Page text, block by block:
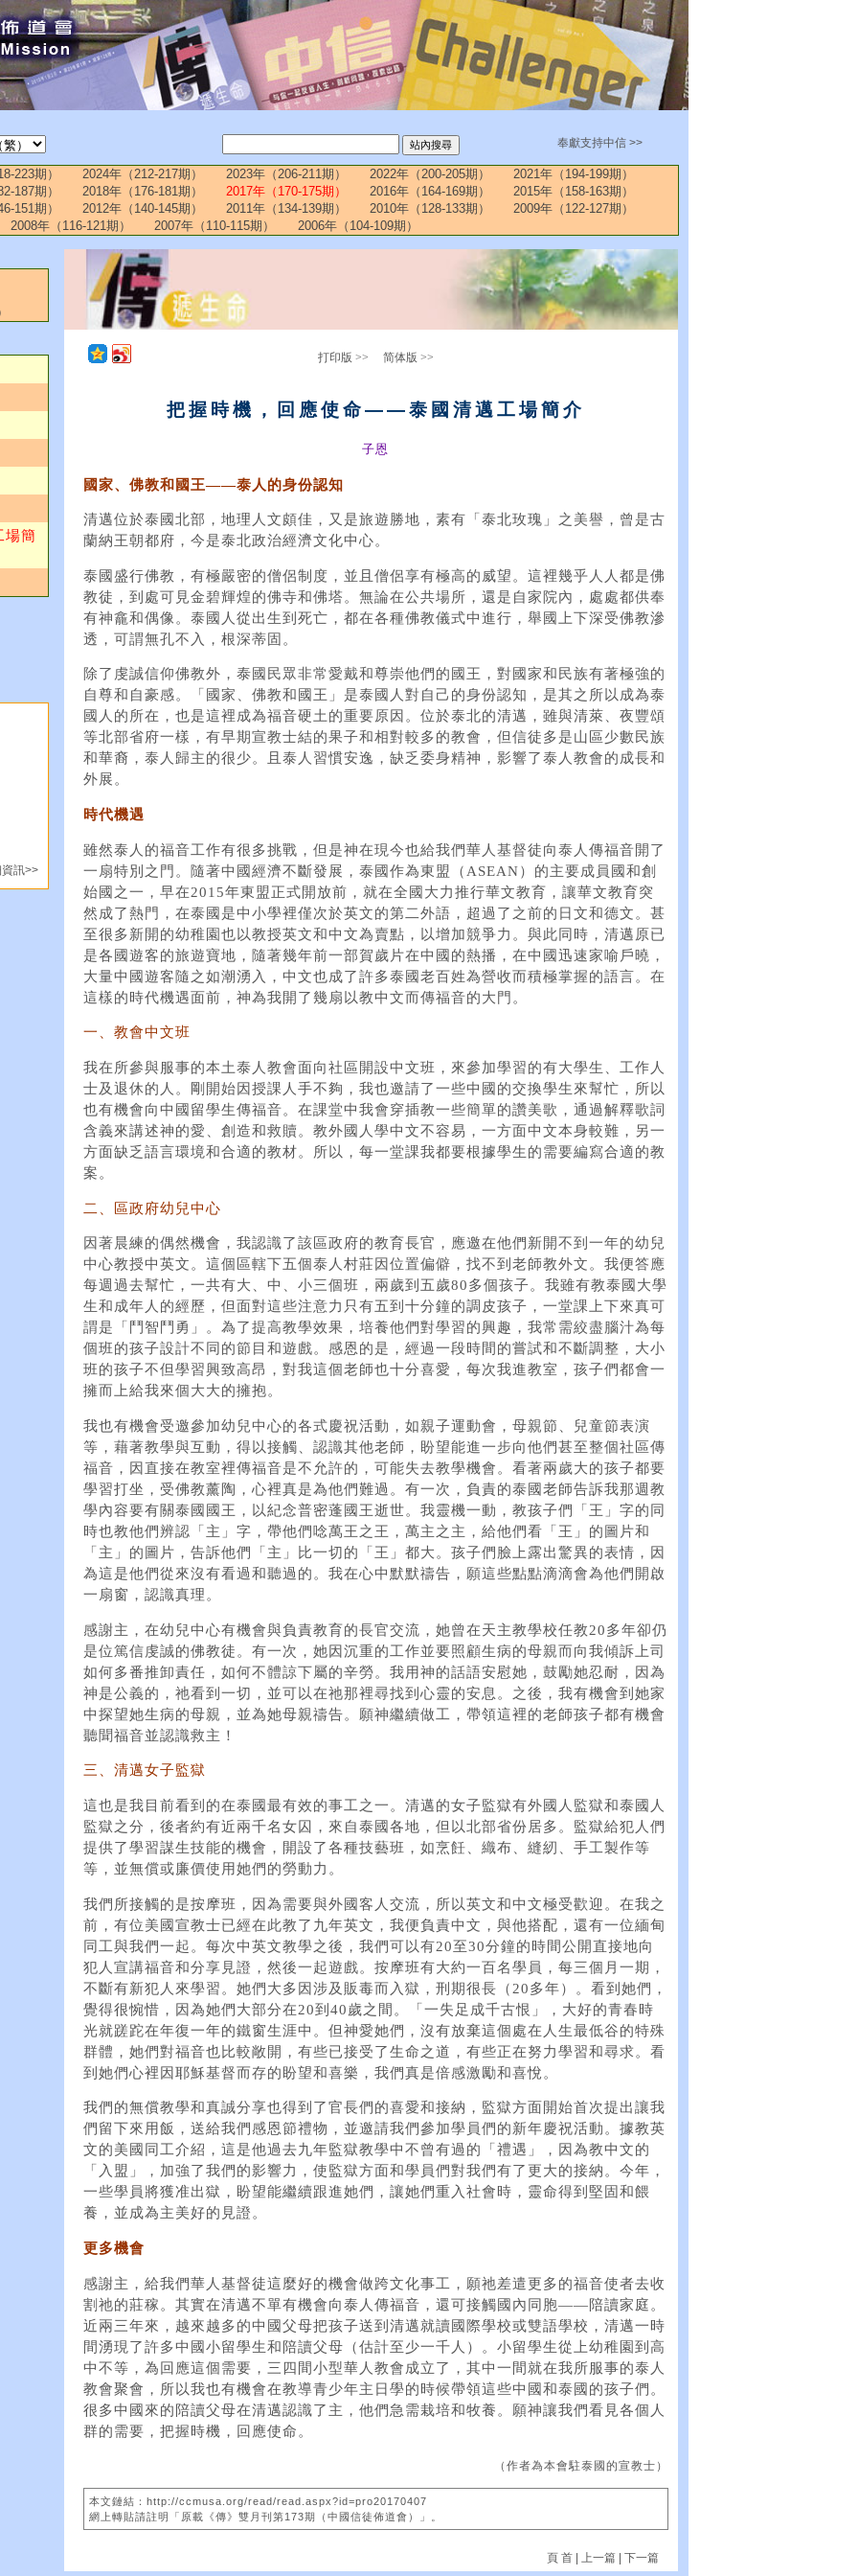
奉獻支持中信 >>
223期） 2024年（212-217期） 2023年（206-211期） 2022年（200-205期）
2021年（194-199期）
187期）
2018年（176-181期） 2017年（170-175期） 2016年（164-169期）
2015年（158-163期）
151期）
2012年（140-145期） 2011年（134-139期） 2010年（128-133期）
2009年（122-127期）
2008年（116-121期）
2007年（110-115期） 2006年（104-109期）
簡
訊>>
打印版 >> 简体版 >>
把握時機，回應使命——泰國清邁工場簡介
子恩
國家、佛教和國王——泰人的身份認知
清邁位於泰國北部，地理人文頗佳，又是旅遊勝地，素有「泰北玫瑰」之美譽，曾是古
蘭納王朝都府，今是泰北政治經濟文化中心。
泰國盛行佛教，有極嚴密的僧侶制度，並且僧侶享有極高的威望。這裡幾乎人人都是佛
教徒，到處可見金碧輝煌的佛寺和佛塔。無論在公共場所，還是自家院內，處處都供奉
有神龕和偶像。泰國人從出生到死亡，都在各種佛教儀式中進行，舉國上下深受佛教滲
透，可謂無孔不入，根深蒂固。
除了虔誠信仰佛教外，泰國民眾非常愛戴和尊崇他們的國王，對國家和民族有著極強的
自尊和自豪感。「國家、佛教和國王」是泰國人對自己的身份認知，是其之所以成為泰
國人的所在，也是這裡成為福音硬土的重要原因。位於泰北的清邁，雖與清萊、夜豐頌
等北部省府一樣，有早期宣教士結的果子和相對較多的教會，但信徒多是山區少數民族
和華裔，泰人歸主的很少。且泰人習慣安逸，缺乏委身精神，影響了泰人教會的成長和
外展。
時代機遇
雖然泰人的福音工作有很多挑戰，但是神在現今也給我們華人基督徒向泰人傳福音開了
一扇特別之門。隨著中國經濟不斷發展，泰國作為東盟（ASEAN）的主要成員國和創
始國之一，早在2015年東盟正式開放前，就在全國大力推行華文教育，讓華文教育突
然成了熱門，在泰國是中小學裡僅次於英文的第二外語，超過了之前的日文和德文。甚
至很多新開的幼稚園也以教授英文和中文為賣點，以增加競爭力。與此同時，清邁原已
是各國遊客的旅遊寶地，隨著幾年前一部賀歲片在中國的熱播，在中國迅速家喻戶曉，
大量中國遊客隨之如潮湧入，中文也成了許多泰國老百姓為營收而積極掌握的語言。在
這樣的時代機遇面前，神為我開了幾扇以教中文而傳福音的大門。
一、教會中文班
我在所參與服事的本土泰人教會面向社區開設中文班，來參加學習的有大學生、工作人
士及退休的人。剛開始因授課人手不夠，我也邀請了一些中國的交換學生來幫忙，所以
也有機會向中國留學生傳福音。在課堂中我會穿插教一些簡單的讚美歌，通過解釋歌詞
含義來講述神的愛、創造和救贖。教外國人學中文不容易，一方面中文本身較難，另一
方面缺乏語言環境和合適的教材。所以，每一堂課我都要根據學生的需要編寫合適的教
案。
二、區政府幼兒中心
因著晨練的偶然機會，我認識了該區政府的教育長官，應邀在他們新開不到一年的幼兒
中心教授中英文。這個區轄下五個泰人村莊因位置偏僻，找不到老師教外文。我便答應
每週過去幫忙，一共有大、中、小三個班，兩歲到五歲80多個孩子。我雖有教泰國大學
生和成年人的經歷，但面對這些注意力只有五到十分鐘的調皮孩子，一堂課上下來真可
謂是「鬥智鬥勇」。為了提高教學效果，培養他們對學習的興趣，我常需絞盡腦汁為每
個班的孩子設計不同的節目和遊戲。感恩的是，經過一段時間的嘗試和不斷調整，大小
班的孩子不但學習興致高昂，對我這個老師也十分喜愛，每次我進教室，孩子們都會一
擁而上給我來個大大的擁抱。
我也有機會受邀參加幼兒中心的各式慶祝活動，如親子運動會，母親節、兒童節表演
等，藉著教學與互動，得以接觸、認識其他老師，盼望能進一步向他們甚至整個社區傳
福音，因直接在教室裡傳福音是不允許的，可能失去教學機會。看著兩歲大的孩子都要
學習打坐，受佛教薰陶，心裡真是為他們難過。有一次，負責的泰國老師告訴我那週教
學內容要有關泰國國王，以紀念普密蓬國王逝世。我靈機一動，教孩子們「王」字的同
時也教他們辨認「主」字，帶他們唸萬王之王，萬主之主，給他們看「王」的圖片和
「主」的圖片，告訴他們「主」比一切的「王」都大。孩子們臉上露出驚異的表情，因
為這是他們從來沒有看過和聽過的。我在心中默默禱告，願這些點點滴滴會為他們開啟
一扇窗，認識真理。
感謝主，在幼兒中心有機會與負責教育的長官交流，她曾在天主教學校任教20多年卻仍
是位篤信虔誠的佛教徒。有一次，她因沉重的工作並要照顧生病的母親而向我傾訴上司
如何多番推卸責任，如何不體諒下屬的辛勞。我用神的話語安慰她，鼓勵她忍耐，因為
神是公義的，祂看到一切，並可以在祂那裡尋找到心靈的安息。之後，我有機會到她家
中探望她生病的母親，並為她母親禱告。願神繼續做工，帶領這裡的老師孩子都有機會
聽聞福音並認識救主！
三、清邁女子監獄
這也是我目前看到的在泰國最有效的事工之一。清邁的女子監獄有外國人監獄和泰國人
監獄之分，後者約有近兩千名女囚，來自泰國各地，但以北部省份居多。監獄給犯人們
提供了學習謀生技能的機會，開設了各種技藝班，如烹飪、織布、縫紉、手工製作等
等，並無償或廉價使用她們的勞動力。
我們所接觸的是按摩班，因為需要與外國客人交流，所以英文和中文極受歡迎。在我之
前，有位美國宣教士已經在此教了九年英文，我便負責中文，與他搭配，還有一位緬甸
同工與我們一起。每次中英文教學之後，我們可以有20至30分鐘的時間公開直接地向
犯人宣講福音和分享見證，然後一起遊戲。按摩班有大約一百名學員，每三個月一期，
不斷有新犯人來學習。她們大多因涉及販毒而入獄，刑期很長（20多年）。看到她們，
覺得很惋惜，因為她們大部分在20到40歲之間。「一失足成千古恨」，大好的青春時
光就蹉跎在年復一年的鐵窗生涯中。但神愛她們，沒有放棄這個處在人生最低谷的特殊
群體，她們對福音也比較敞開，有些已接受了生命之道，有些正在努力學習和尋求。看
到她們心裡因耶穌基督而存的盼望和喜樂，我們真是倍感激勵和喜悅。
我們的無償教學和真誠分享也得到了官長們的喜愛和接納，監獄方面開始首次提出讓我
們留下來用飯，送給我們感恩節禮物，並邀請我們參加學員們的新年慶祝活動。據教英
文的美國同工介紹，這是他過去九年監獄教學中不曾有過的「禮遇」，因為教中文的
「入盟」，加強了我們的影響力，使監獄方面和學員們對我們有了更大的接納。今年，
一些學員將獲准出獄，盼望能繼續跟進她們，讓她們重入社會時，靈命得到堅固和餵
養，並成為主美好的見證。
更多機會
感謝主，給我們華人基督徒這麼好的機會做跨文化事工，願祂差遣更多的福音使者去收
割祂的莊稼。其實在清邁不單有機會向泰人傳福音，還可接觸國內同胞——陪讀家庭。
近兩三年來，越來越多的中國父母把孩子送到清邁就讀國際學校或雙語學校，清邁一時
間湧現了許多中國小留學生和陪讀父母（估計至少一千人）。小留學生從上幼稚園到高
中不等，為回應這個需要，三四間小型華人教會成立了，其中一間就在我所服事的泰人
教會聚會，所以我也有機會在教導青少年主日學的時候帶領這些中國和泰國的孩子們。
很多中國來的陪讀父母在清邁認識了主，他們急需栽培和牧養。願神讓我們看見各個人
群的需要，把握時機，回應使命。
（作者為本會駐泰國的宣教士）
本文鏈結：http://ccmusa.org/read/read.aspx?id=pro20170407
網上轉貼請註明「原載《傳》雙月刊第173期（中國信徒佈道會）」。
頁 首 |上一篇 |下一篇